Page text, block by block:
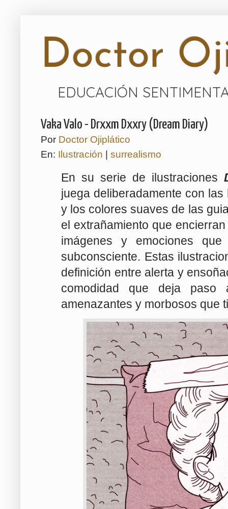
Doctor
EDUCACIÓN
Vaka Valo - Drxxm Dxxry (Dream Diary)
Por Doctor Ojiplático
En: Ilustración surrealismo
En su serie de ilustraciones
juega deliberadamente con
y los colores suaves de las
el extrañamiento que
imágenes y emociones
subconsciente. Estas
definición entre alerta y
comodidad que deja
amenazantes y morbosos que